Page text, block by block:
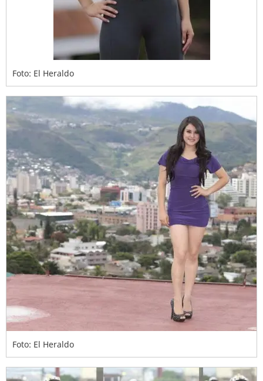
Foto: El Heraldo
Foto: El Heraldo